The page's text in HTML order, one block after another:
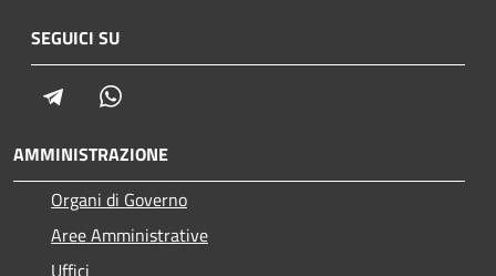
SEGUICI SU
Telegram
AMMINISTRAZIONE
Organi di Governo
Aree Amministrative
Uffici